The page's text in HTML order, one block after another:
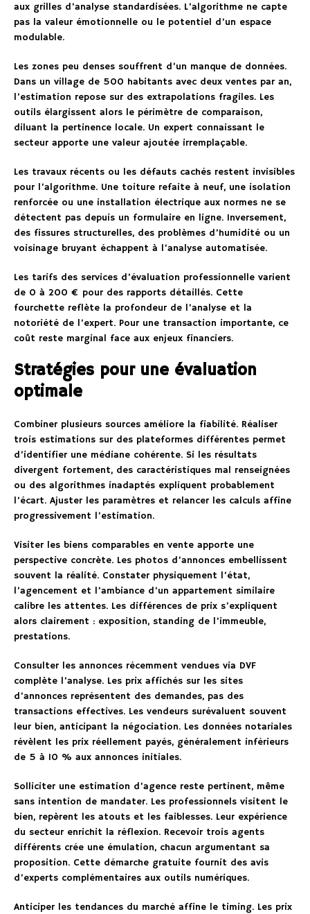
aux grilles d’analyse standardisées. L’algorithme ne capte
pas la valeur émotionnelle ou le potentiel d’un espace
modulable.
Les zones peu denses souffrent d’un manque de données.
Dans un village de 500 habitants avec deux ventes par an,
l’estimation repose sur des extrapolations fragiles. Les
outils élargissent alors le périmètre de comparaison,
diluant la pertinence locale. Un expert connaissant le
secteur apporte une valeur ajoutée irremplaçable.
Les travaux récents ou les défauts cachés restent invisibles
pour l’algorithme. Une toiture refaite à neuf, une isolation
renforcée ou une installation électrique aux normes ne se
détectent pas depuis un formulaire en ligne. Inversement,
des fissures structurelles, des problèmes d’humidité ou un
voisinage bruyant échappent à l’analyse automatisée.
Les tarifs des services d’évaluation professionnelle varient
de 0 à 200 € pour des rapports détaillés. Cette
fourchette reflète la profondeur de l’analyse et la
notoriété de l’expert. Pour une transaction importante, ce
coût reste marginal face aux enjeux financiers.
Stratégies pour une évaluation
optimale
Combiner plusieurs sources améliore la fiabilité. Réaliser
trois estimations sur des plateformes différentes permet
d’identifier une médiane cohérente. Si les résultats
divergent fortement, des caractéristiques mal renseignées
ou des algorithmes inadaptés expliquent probablement
l’écart. Ajuster les paramètres et relancer les calculs affine
progressivement l’estimation.
Visiter les biens comparables en vente apporte une
perspective concrète. Les photos d’annonces embellissent
souvent la réalité. Constater physiquement l’état,
l’agencement et l’ambiance d’un appartement similaire
calibre les attentes. Les différences de prix s’expliquent
alors clairement : exposition, standing de l’immeuble,
prestations.
Consulter les annonces récemment vendues via DVF
complète l’analyse. Les prix affichés sur les sites
d’annonces représentent des demandes, pas des
transactions effectives. Les vendeurs surévaluent souvent
leur bien, anticipant la négociation. Les données notariales
révèlent les prix réellement payés, généralement inférieurs
de 5 à 10 % aux annonces initiales.
Solliciter une estimation d’agence reste pertinent, même
sans intention de mandater. Les professionnels visitent le
bien, repèrent les atouts et les faiblesses. Leur expérience
du secteur enrichit la réflexion. Recevoir trois agents
différents crée une émulation, chacun argumentant sa
proposition. Cette démarche gratuite fournit des avis
d’experts complémentaires aux outils numériques.
Anticiper les tendances du marché affine le timing. Les prix